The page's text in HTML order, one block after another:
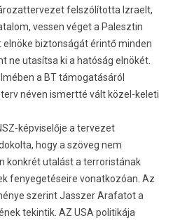
felszólította Izraelt,
vessen véget a Palesztin
biztonságát érintő minden
ne utasítsa ki a hatóság elnökét.
a BT támogatásáról
néven ismertté vált közel-keleti
képviselője a tervezet
hogy a szöveg nem
konkrét utalást a terroristának
fenyegetéseire vonatkozóan. Az
szerint Jasszer Arafatot a
tekintik. AZ USA politikája